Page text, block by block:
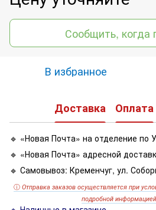
Сообщить, когда
В избранное
Доставка Оплата
🔹 «Новая Почта» на отделение по
🔹 «Новая Почта» адресной
🔹 Самовывоз: Кременчуг, ул.
ⓘ Отправка заказов осуществляется при
подробной